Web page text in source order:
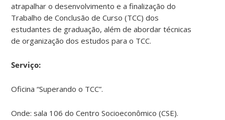
atrapalhar o desenvolvimento e a finalização do
Trabalho de Conclusão de Curso (TCC) dos
estudantes de graduação, além de abordar técnicas
de organização dos estudos para o TCC.
Serviço:
Oficina “Superando o TCC”.
Onde: sala 106 do Centro Socioeconômico (CSE).